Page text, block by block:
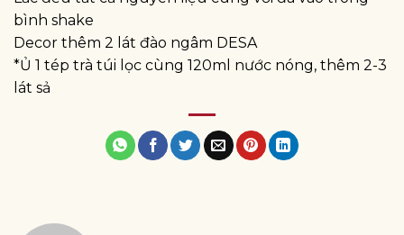
bình shake
Decor thêm 2 lát đào ngâm DESA
*Ủ 1 tép trà túi lọc cùng 120ml nước nóng, thêm 2-3
lát sả